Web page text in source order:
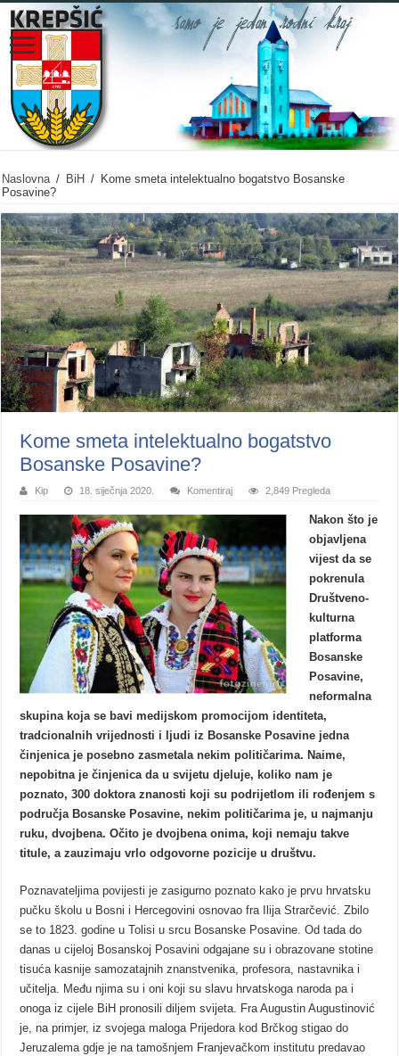
Naslovna / BiH / Kome smeta intelektualno bogatstvo Bosanske
Posavine?
Kome smeta intelektualno bogatstvo
Bosanske Posavine?
Kip 18. siječnja 2020. Komentiraj 2,849 Pregleda
Nakon što je
objavljena
vijest da se
pokrenula
Društveno-
kulturna
platforma
Bosanske
Posavine,
neformalna
skupina koja se bavi medijskom promocijom identiteta,
tradcionalnih vrijednosti i ljudi iz Bosanske Posavine jedna
činjenica je posebno zasmetala nekim političarima. Naime,
nepobitna je činjenica da u svijetu djeluje, koliko nam je
poznato, 300 doktora znanosti koji su podrijetlom ili rođenjem s
područja Bosanske Posavine, nekim političarima je, u najmanju
ruku, dvojbena. Očito je dvojbena onima, koji nemaju takve
titule, a zauzimaju vrlo odgovorne pozicije u društvu.
Poznavateljima povijesti je zasigurno poznato kako je prvu hrvatsku
pučku školu u Bosni i Hercegovini osnovao fra Ilija Strarčević. Zbilo
se to 1823. godine u Tolisi u srcu Bosanske Posavine. Od tada do
danas u cijeloj Bosanskoj Posavini odgajane su i obrazovane stotine
tisuća kasnije samozatajnih znanstvenika, profesora, nastavnika i
učitelja. Među njima su i oni koji su slavu hrvatskoga naroda pa i
onoga iz cijele BiH pronosili diljem svijeta. Fra Augustin Augustinović
je, na primjer, iz svojega maloga Prijedora kod Brčkog stigao do
Jeruzalema gdje je na tamošnjem Franjevačkom institutu predavao